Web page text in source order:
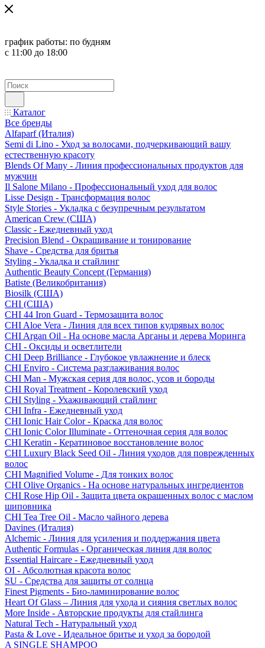
график работы: по будням
с 11:00 до 18:00
Каталог
Все бренды
Alfaparf (Италия)
Semi di Lino - Уход за волосами, подчеркивающий вашу
естественную красоту
Blends Of Many - Линия профессиональных продуктов для
мужчин
Il Salone Milano - Профессиональный уход для волос
Lisse Design - Трансформация волос
Style Stories - Укладка с безупречным результатом
American Crew (США)
Classic - Ежедневный уход
Precision Blend - Окрашивание и тонирование
Shave - Средства для бритья
Styling - Укладка и стайлинг
Authentic Beauty Concept (Германия)
Batiste (Великобритания)
Biosilk (США)
CHI (США)
CHI 44 Iron Guard - Термозащита волос
CHI Aloe Vera - Линия для всех типов кудрявых волос
CHI Argan Oil - На основе масла Арганы и дерева Моринга
CHI - Оксиды и осветлители
CHI Deep Brilliance - Глубокое увлажнение и блеск
CHI Enviro - Система разглаживания волос
CHI Man - Мужская серия для волос, усов и бороды
CHI Royal Treatment - Королевский уход
CHI Styling - Ухаживающий стайлинг
CHI Infra - Ежедневный уход
CHI Ionic Hair Color - Краска для волос
CHI Ionic Color Illuminate - Оттеночная серия для волос
CHI Keratin - Кератиновое восстановление волос
CHI Luxury Black Seed Oil - Линия уходов для поврежденных
волос
CHI Magnified Volume - Для тонких волос
CHI Olive Organics - На основе натуральных ингредиентов
CHI Rose Hip Oil - Защита цвета окрашенных волос с маслом
шиповника
CHI Tea Tree Oil - Масло чайного дерева
Davines (Италия)
Alchemic - Линия для усиления и поддержания цвета
Authentic Formulas - Органическая линия для волос
Essential Haircare - Eжедневный уход
OI - Абсолютная красота волос
SU - Средства для защиты от солнца
Finest Pigments - Био-ламинирование волос
Heart Of Glass – Линия для ухода и сияния светлых волос
More Inside - Авторские продукты для стайлинга
Natural Tech - Натуральный уход
Pasta & Love - Идеальное бритье и уход за бородой
A SINGLE SHAMPOO